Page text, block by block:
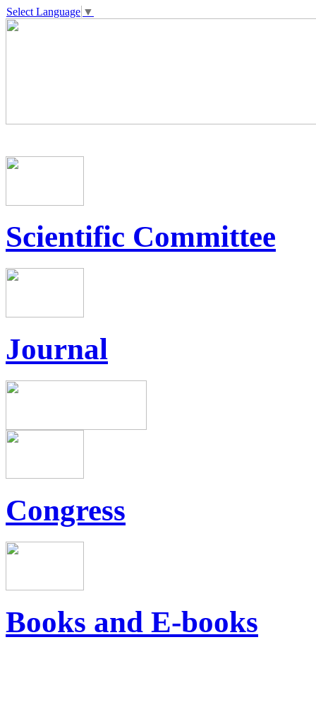
Select Language ▼
Scientific Committee
Journal
Congress
Books and E-books